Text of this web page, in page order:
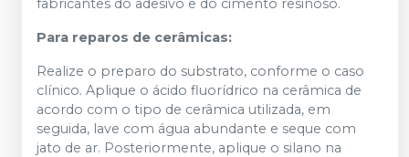
fabricantes do adesivo e do cimento resinoso.
Para reparos de cerâmicas:
Realize o preparo do substrato, conforme o caso
clínico. Aplique o ácido fluorídrico na cerâmica de
acordo com o tipo de cerâmica utilizada, em
seguida, lave com água abundante e seque com
jato de ar. Posteriormente, aplique o silano na